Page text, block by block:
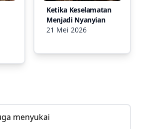
Ketika Keselamatan
Menjadi Nyanyian
21 Mei 2026
menyukai